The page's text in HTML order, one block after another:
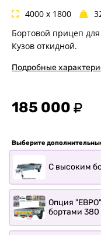
4000 x 1800
Бортовой прицеп для
Кузов откидной.
Подробные
185 000
Выберите
С высоким
Опция
бортами